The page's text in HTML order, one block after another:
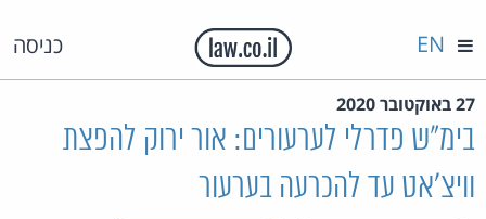
כניסה EN
27 באוקטובר 2020
בימ"ש פדרלי לערעורים: אור ירוק להפצת
וויצ'אט עד להכרעה בערעור